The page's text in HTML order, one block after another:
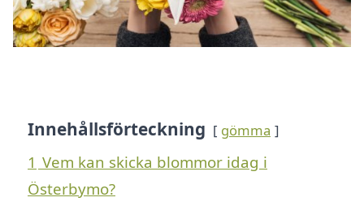
Innehållsförteckning gömma
1 Vem kan skicka blommor idag i
Österbymo?